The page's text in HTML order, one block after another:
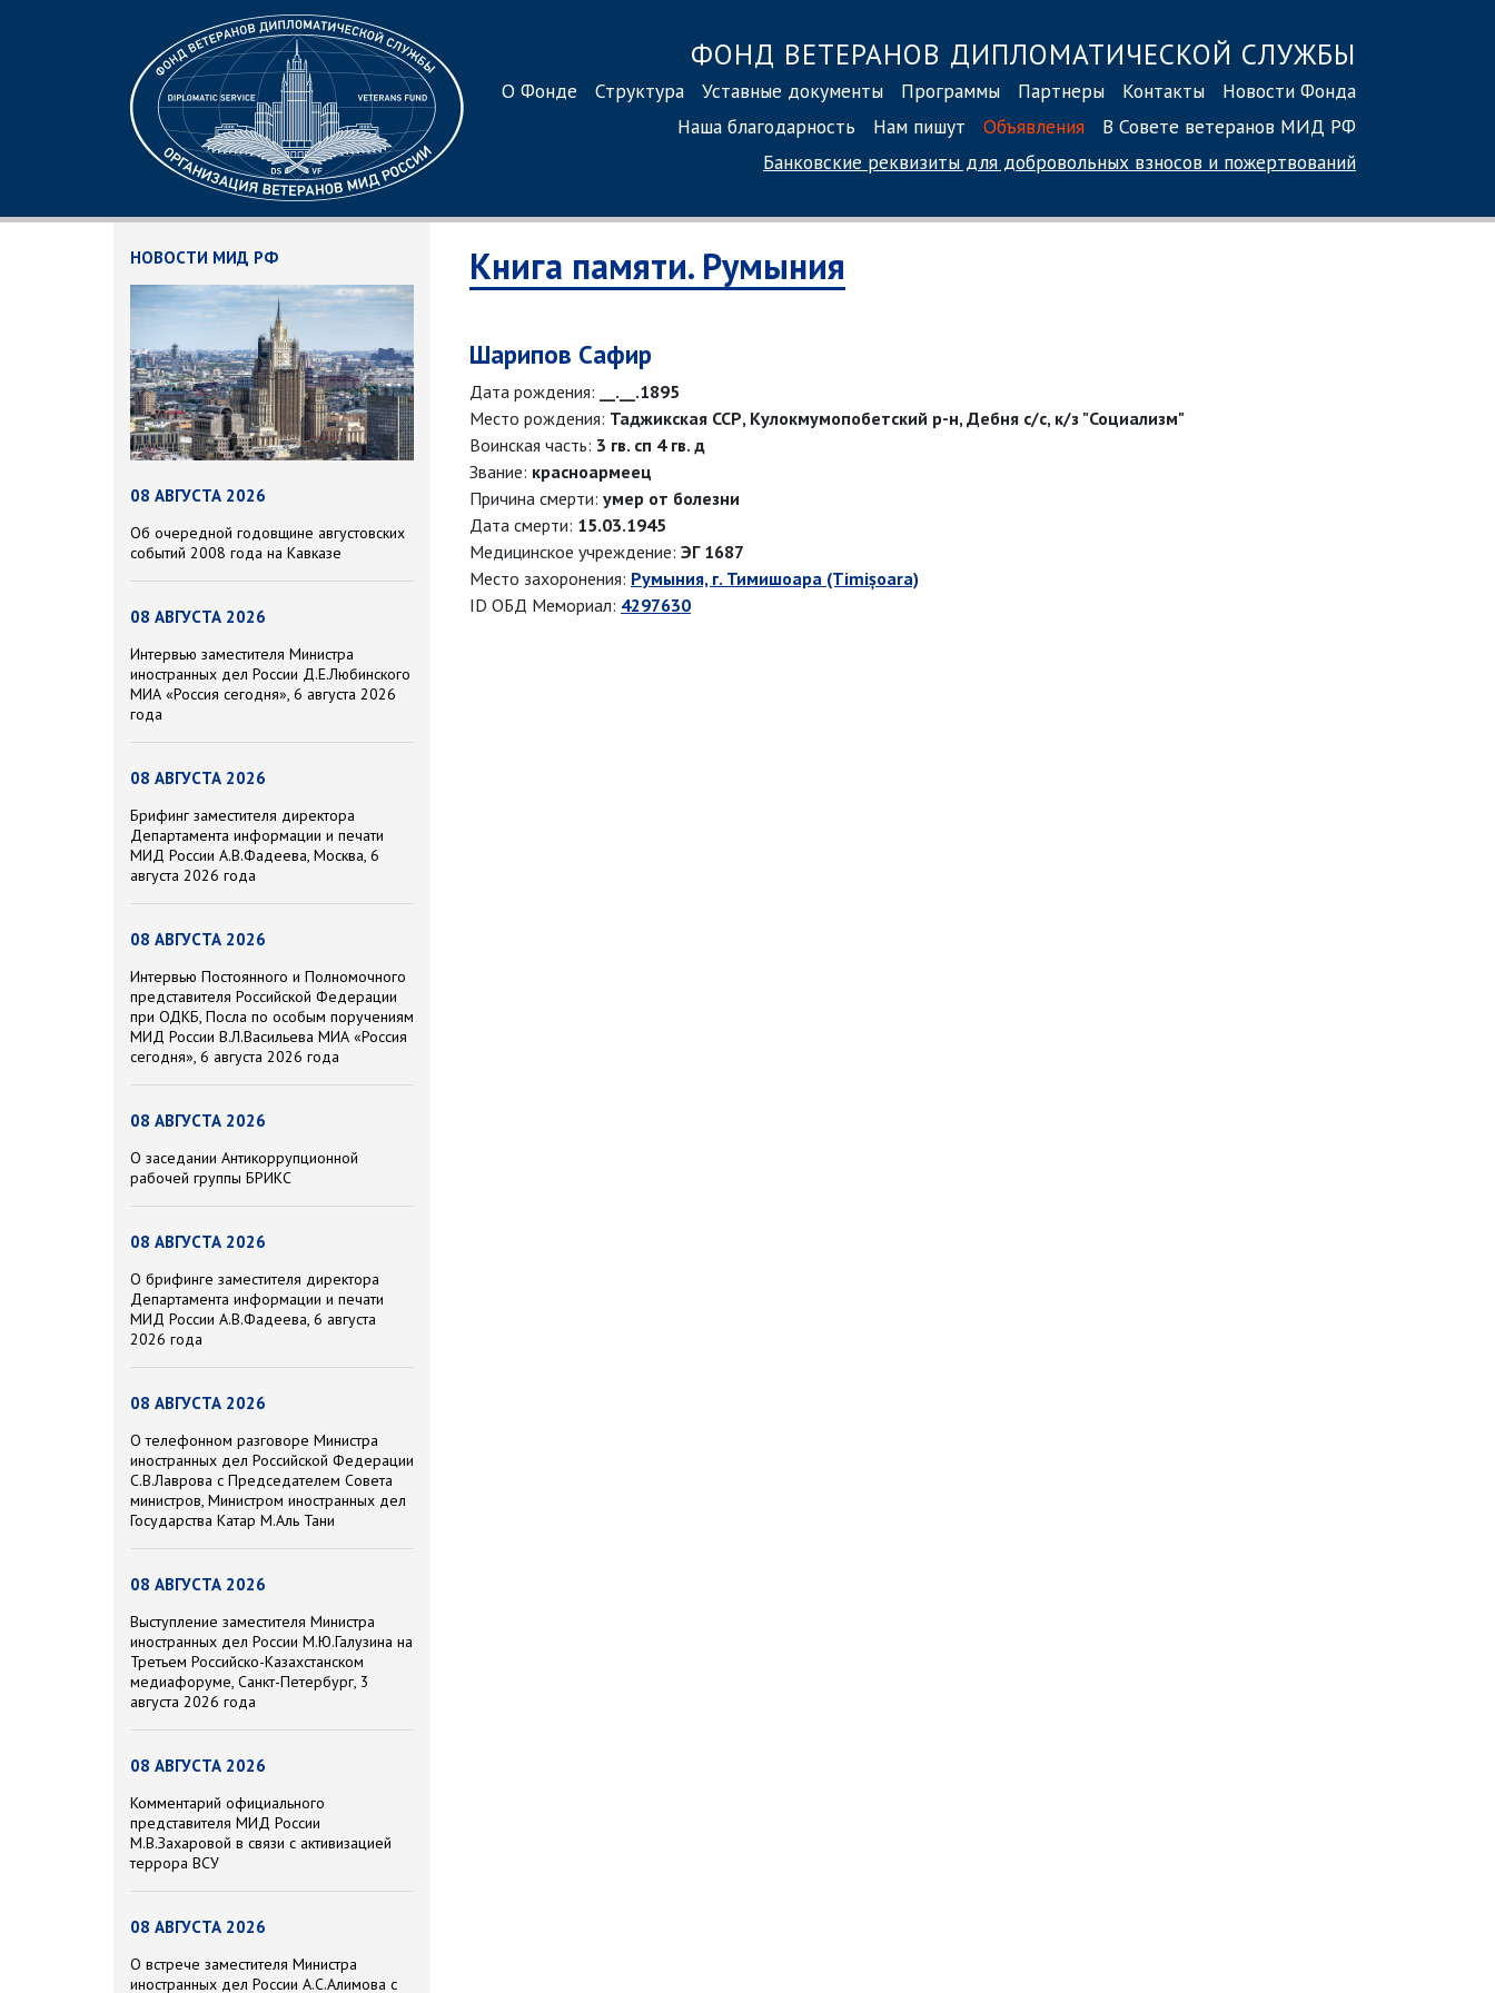
ФОНД ВЕТЕРАНОВ ДИПЛОМАТИЧЕСКОЙ СЛУЖБЫ
О Фонде Структура Уставные документы Программы Партнеры Контакты
Новости Фонда
Наша благодарность
Нам пишут Объявления
В Совете ветеранов МИД РФ
Банковские реквизиты для добровольных взносов и пожертвований
НОВОСТИ МИД РФ
08 АВГУСТА 2026
Об очередной годовщине августовских
событий 2008 года на Кавказе
08 АВГУСТА 2026
Интервью заместителя Министра
иностранных дел России Д.Е.Любинского
МИА «Россия сегодня», 6 августа 2026
года
08 АВГУСТА 2026
Брифинг заместителя директора
Департамента информации и печати
МИД России А.В.Фадеева, Москва, 6
августа 2026 года
08 АВГУСТА 2026
Интервью Постоянного и Полномочного
представителя Российской Федерации
при ОДКБ, Посла по особым поручениям
МИД России В.Л.Васильева МИА «Россия
сегодня», 6 августа 2026 года
08 АВГУСТА 2026
О заседании Антикоррупционной
рабочей группы БРИКС
08 АВГУСТА 2026
О брифинге заместителя директора
Департамента информации и печати
МИД России А.В.Фадеева, 6 августа
2026 года
08 АВГУСТА 2026
О телефонном разговоре Министра
иностранных дел Российской Федерации
С.В.Лаврова с Председателем Совета
министров, Министром иностранных дел
Государства Катар М.Аль Тани
08 АВГУСТА 2026
Выступление заместителя Министра
иностранных дел России М.Ю.Галузина на
Третьем Российско-Казахстанском
медиафоруме, Санкт-Петербург, 3
августа 2026 года
08 АВГУСТА 2026
Комментарий официального
представителя МИД России
М.В.Захаровой в связи с активизацией
террора ВСУ
08 АВГУСТА 2026
О встрече заместителя Министра
иностранных дел России А.С.Алимова с
Книга памяти. Румыния
Шарипов Сафир
Дата рождения:
__.__.1895
Место рождения: Таджикская ССР, Кулокмумопобетский р-н, Дебня с/с, к/з "Социализм"
Воинская часть: 3 гв. сп 4 гв. д
Звание: красноармеец
Причина смерти: умер от болезни
Дата смерти: 15.03.1945
Медицинское учреждение: ЭГ 1687
Место захоронения: Румыния, г. Тимишоара (Timișoara)
ID ОБД Мемориал: 4297630